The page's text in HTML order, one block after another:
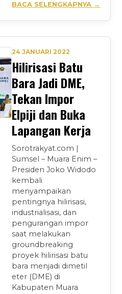
BACA SELENGKAPNYA →
24 JANUARI 2022
Hilirisasi Batu
Bara Jadi DME,
Tekan Impor
Elpiji dan Buka
Lapangan Kerja
Sorotrakyat.com |
Sumsel – Muara Enim –
Presiden Joko Widodo
kembali
menyampaikan
pentingnya hilirisasi,
industrialisasi, dan
pengurangan impor
saat melakukan
groundbreaking
proyek hilirisasi batu
bara menjadi dimetil
eter (DME) di
Kabupaten Muara